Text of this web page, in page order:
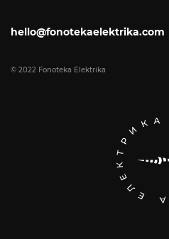
hello@fonotekaelektrika.com
© 2022 Fonoteka Elektrika